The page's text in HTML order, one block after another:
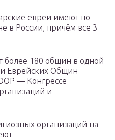
евреи имеют по
в России, причём все 3
180 общин в одной
Еврейских Общин
— Конгрессе
и
организаций на